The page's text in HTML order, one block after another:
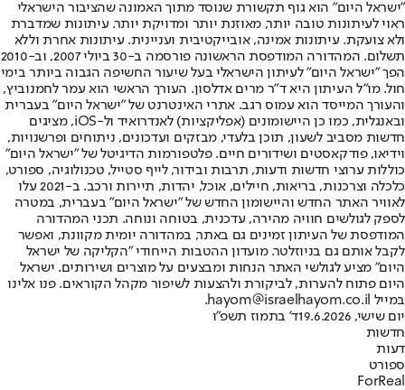
"ישראל היום" הוא גוף תקשורת שנוסד מתוך האמונה שהציבור הישראלי
ראוי לעיתונות טובה יותר, מאוזנת יותר ומדויקת יותר. עיתונות שמדברת
ולא צועקת. עיתונות אמינה, אובייקטיבית ועניינית. עיתונות אחרת וללא
תשלום. המהדורה המודפסת הראשונה פורסמה ב-30 ביולי 2007, וב-2010
הפך "ישראל היום" לעיתון הישראלי בעל שיעור החשיפה הגבוה ביותר בימי
חול. מו"ל העיתון היא ד"ר מרים אדלסון. העורך הראשי הוא עמר לחמנוביץ,
והעורך המייסד הוא עמוס רגב. אתרי האינטרנט של "ישראל היום" בעברית
ובאנגלית, כמו כן היישומונים (אפליקציות) לאנדרואיד ול-iOS, מציגים
חדשות מסביב לשעון, תוכן בלעדי, מבזקים ועדכונים, ניתוחים ופרשנויות,
וידיאו, פודקאסטים ושידורים חיים. פלטפורמות הדיגיטל של "ישראל היום"
כוללות ערוצי חדשות ודעות, תרבות ובידור, לייף סטייל, טכנולוגיה, ספורט,
כלכלה וצרכנות, בריאות, חיילים, אוכל, יהדות, תיירות ורכב. ב-2021 עלו
לאוויר האתר החדש והיישומון החדש של "ישראל היום" בעברית, במטרה
לספק לגולשים חוויה מהירה, עדכנית, בטוחה ונוחה. תכני המהדורה
המודפסת של העיתון זמינים גם באתר, במהדורה יומית מקוונת, ואפשר
לקבל אותם גם בניוזלטר. מועדון ההטבות הייחודי "הקליקה של ישראל
היום" מציע לגולשי האתר הנחות ומבצעים על מוצרים ושירותים. ישראל
היום פתוח להערות, לביקורת ולהצעות לשיפור מקהל הקוראים. פנו אלינו
במייל hayom@israelhayom.co.il.
יום שישי, 19.6.2026
ד' בתמוז תשפ"ו
חדשות
דעות
ספורט
ForReal